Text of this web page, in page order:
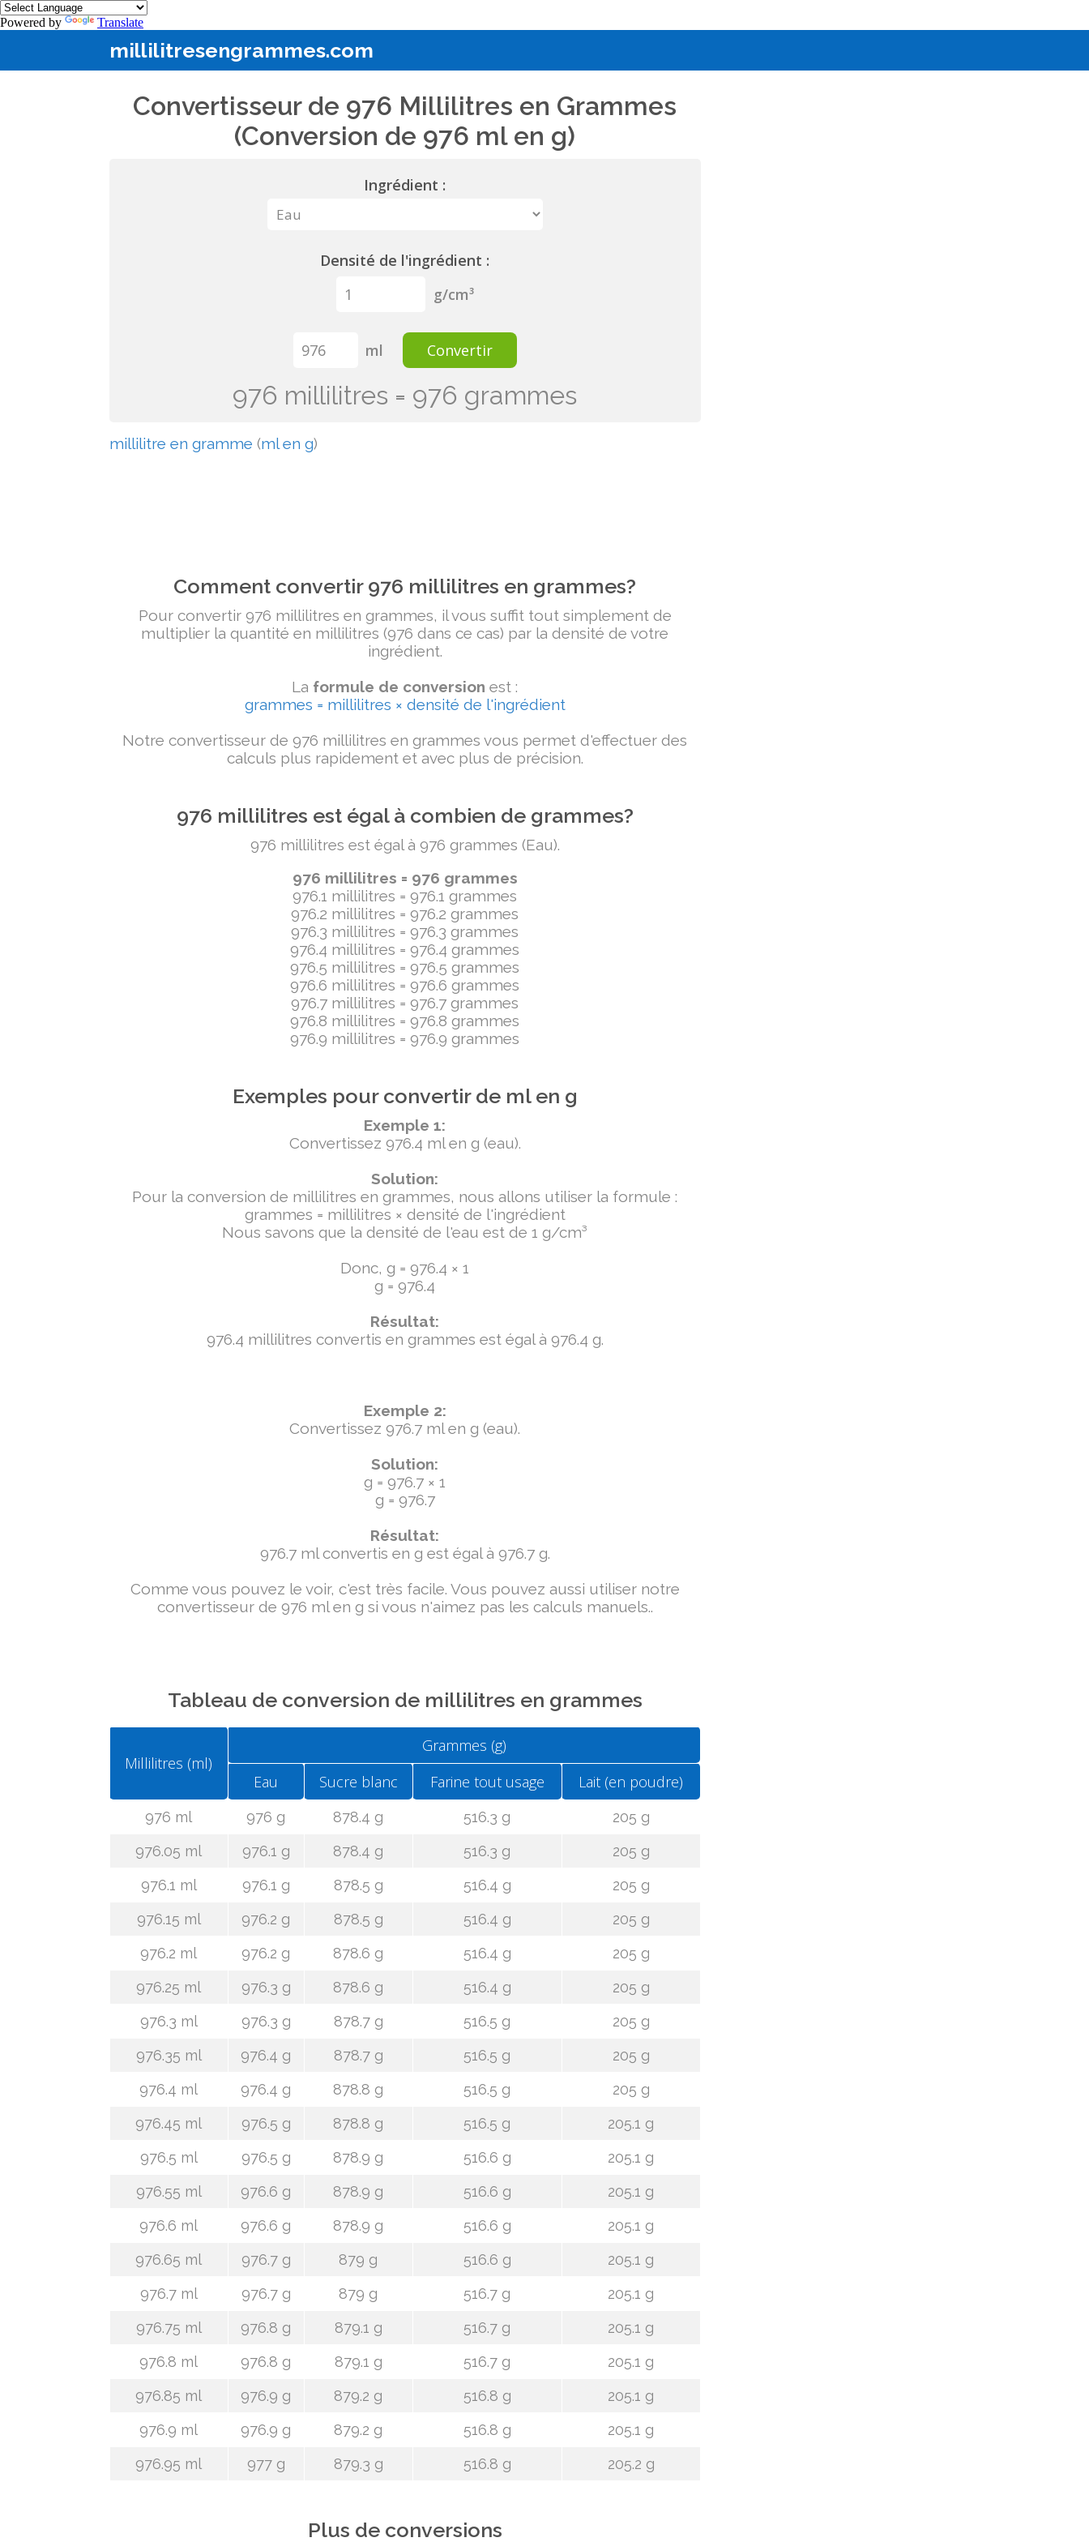
Powered by Translate
millilitresengrammes.com
Convertisseur de 976 Millilitres en Grammes
(Conversion de 976 ml en g)
Ingrédient :
Densité de l'ingrédient :
g/cm³
ml Convertir
976 millilitres = 976 grammes
millilitre en gramme (ml en g)
Comment convertir 976 millilitres en grammes?
Pour convertir 976 millilitres en grammes, il vous suffit tout simplement de
multiplier la quantité en millilitres (976 dans ce cas) par la densité de votre
ingrédient.
La formule de conversion est :
grammes = millilitres × densité de l'ingrédient
Notre convertisseur de 976 millilitres en grammes vous permet d'effectuer des
calculs plus rapidement et avec plus de précision.
976 millilitres est égal à combien de grammes?
976 millilitres est égal à 976 grammes (Eau).
976 millilitres = 976 grammes
976.1 millilitres = 976.1 grammes
976.2 millilitres = 976.2 grammes
976.3 millilitres = 976.3 grammes
976.4 millilitres = 976.4 grammes
976.5 millilitres = 976.5 grammes
976.6 millilitres = 976.6 grammes
976.7 millilitres = 976.7 grammes
976.8 millilitres = 976.8 grammes
976.9 millilitres = 976.9 grammes
Exemples pour convertir de ml en g
Exemple 1:
Convertissez 976.4 ml en g (eau).
Solution:
Pour la conversion de millilitres en grammes, nous allons utiliser la formule :
grammes = millilitres × densité de l'ingrédient
Nous savons que la densité de l'eau est de 1 g/cm³
Donc, g = 976.4 × 1
g = 976.4
Résultat:
976.4 millilitres convertis en grammes est égal à 976.4 g.
Exemple 2:
Convertissez 976.7 ml en g (eau).
Solution:
g = 976.7 × 1
g = 976.7
Résultat:
976.7 ml convertis en g est égal à 976.7 g.
Comme vous pouvez le voir, c'est très facile. Vous pouvez aussi utiliser notre
convertisseur de 976 ml en g si vous n'aimez pas les calculs manuels..
Tableau de conversion de millilitres en grammes
Millilitres (ml)
Grammes (g)
Eau
Sucre blanc Farine tout usage Lait (en poudre)
976 ml 976 g 878.4 g 516.3 g
205 g
976.05 ml
976.1 g 878.4 g 516.3 g
205 g
976.1 ml
976.1 g 878.5 g 516.4 g
205 g
976.15 ml
976.2 g 878.5 g 516.4 g
205 g
976.2 ml
976.2 g 878.6 g 516.4 g
205 g
976.25 ml
976.3 g 878.6 g 516.4 g
205 g
976.3 ml
976.3 g 878.7 g 516.5 g
205 g
976.35 ml
976.4 g 878.7 g 516.5 g
205 g
976.4 ml
976.4 g 878.8 g 516.5 g
205 g
976.45 ml
976.5 g 878.8 g 516.5 g
205.1 g
976.5 ml
976.5 g 878.9 g 516.6 g
205.1 g
976.55 ml
976.6 g 878.9 g 516.6 g
205.1 g
976.6 ml
976.6 g 878.9 g 516.6 g
205.1 g
976.65 ml
976.7 g 879 g 516.6 g
205.1 g
976.7 ml
976.7 g 879 g 516.7 g
205.1 g
976.75 ml
976.8 g 879.1 g 516.7 g
205.1 g
976.8 ml
976.8 g 879.1 g 516.7 g
205.1 g
976.85 ml
976.9 g 879.2 g 516.8 g
205.1 g
976.9 ml
976.9 g 879.2 g 516.8 g
205.1 g
976.95 ml
977 g 879.3 g 516.8 g 205.2 g
Plus de conversions